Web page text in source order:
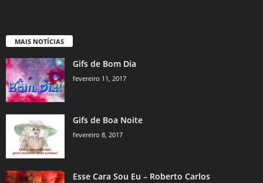
MAIS NOTÍCIAS
Gifs de Bom Dia
fevereiro 11, 2017
Gifs de Boa Noite
fevereiro 8, 2017
Esse Cara Sou Eu – Roberto Carlos